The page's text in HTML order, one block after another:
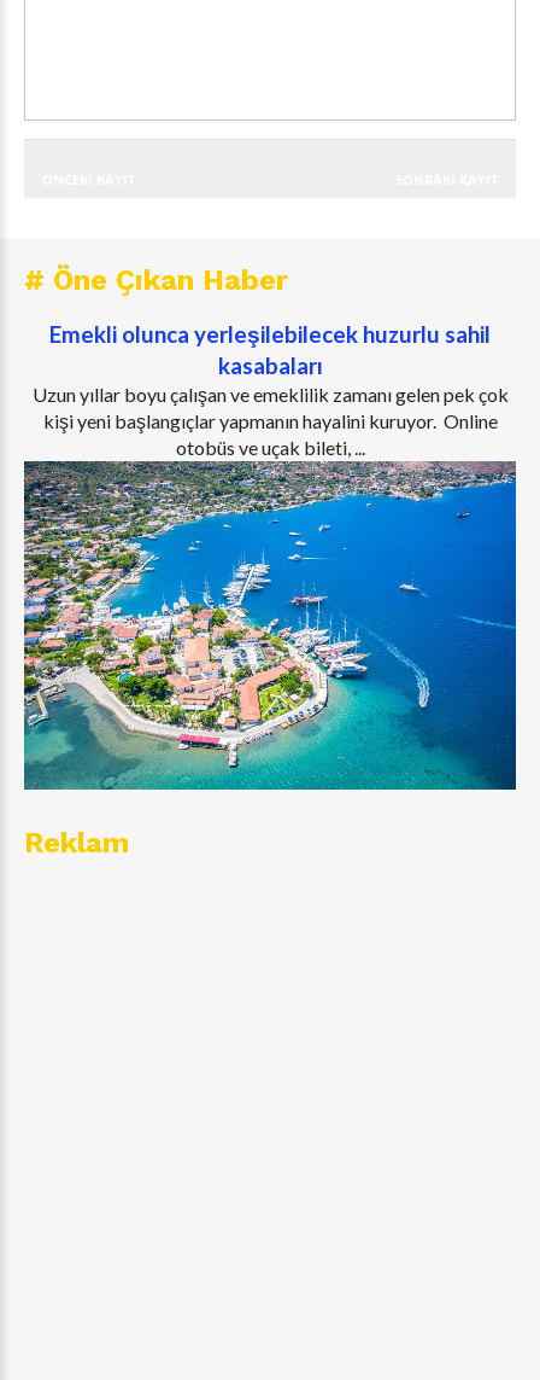
# Öne Çıkan Haber
Emekli olunca yerleşilebilecek huzurlu sahil
kasabaları
Uzun yıllar boyu çalışan ve emeklilik zamanı gelen pek çok
kişi yeni başlangıçlar yapmanın hayalini kuruyor. Online
otobüs ve uçak bileti, ...
Reklam